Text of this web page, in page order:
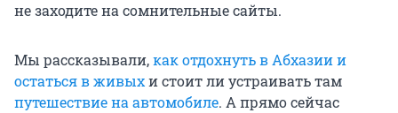
не заходите на сомнительные сайты.
Мы рассказывали,как отдохнуть в Абхазии и
остаться в живыхи стоит ли устраивать там
путешествие на автомобиле. А прямо сейчас